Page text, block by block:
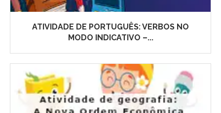
ATIVIDADE DE PORTUGUÊS: VERBOS NO
MODO INDICATIVO –...